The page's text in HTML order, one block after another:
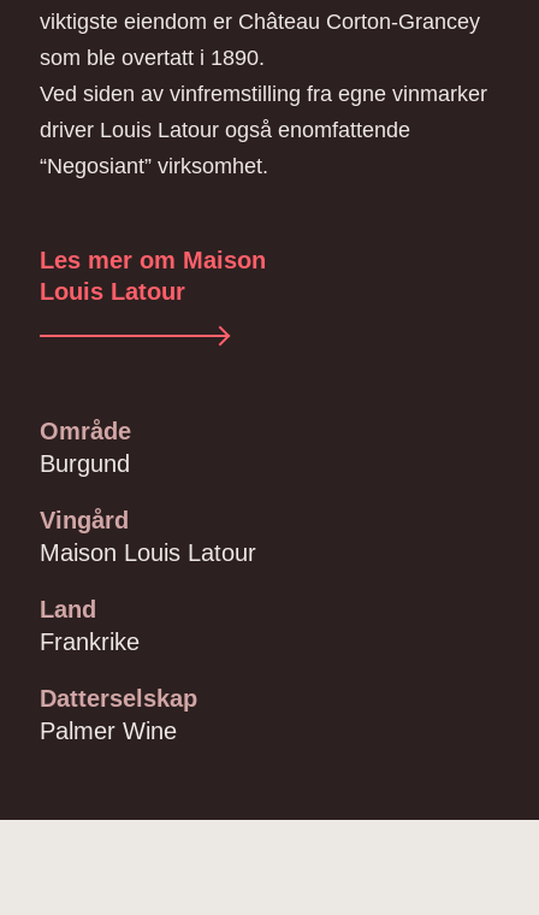
viktigste eiendom er Château Corton-Grancey
som ble overtatt i 1890.
Ved siden av vinfremstilling fra egne vinmarker
driver Louis Latour også enomfattende
“Negosiant” virksomhet.
Les mer om Maison
Louis Latour
Område
Burgund
Vingård
Maison Louis Latour
Land
Frankrike
Datterselskap
Palmer Wine